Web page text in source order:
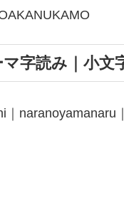
マ字読み｜小文
｜naranoyamanaru